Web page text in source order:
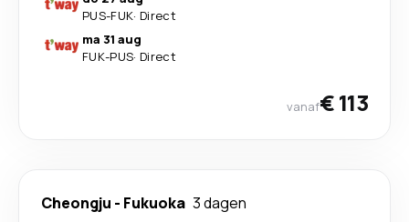
PUS-FUK· Direct
ma 31 aug
FUK-PUS· Direct
vanaf€ 113
Cheongju - Fukuoka 3 dagen